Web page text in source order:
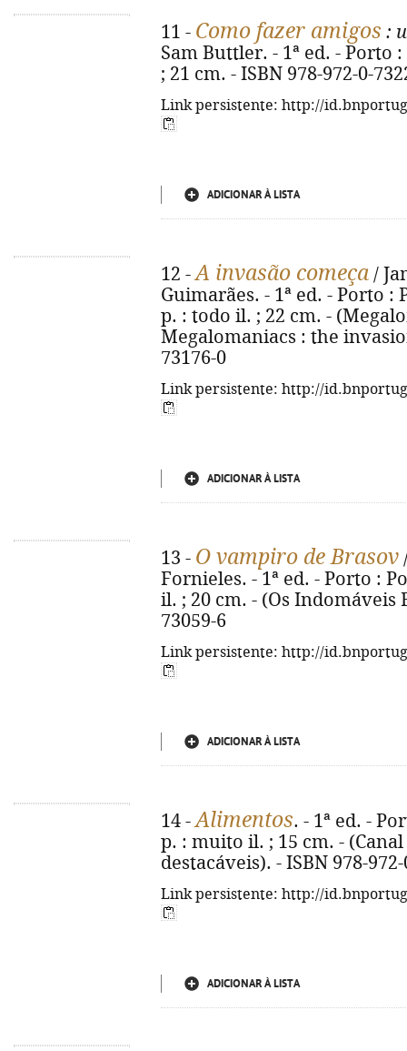
11 - Como fazer amigos :
Sam Buttler. - 1ª ed. - Porto
; 21 cm. - ISBN 978-972-0-
Link persistente: http://
ADICIONAR À LISTA
12 -A invasão começa /
Guimarães. - 1ª ed. - Porto :
p. : todo il. ; 22 cm. -
Megalomaniacs : the
73176-0
Link persistente: http://
ADICIONAR À LISTA
13 - O vampiro de Brasov
Fornieles. - 1ª ed. - Porto :
il. ; 20 cm. - (Os Indomáveis
73059-6
Link persistente: http://
ADICIONAR À LISTA
14 -Alimentos. - 1ª ed. -
p. : muito il. ; 15 cm. -
destacáveis). - ISBN 978-
Link persistente: http://
ADICIONAR À LISTA